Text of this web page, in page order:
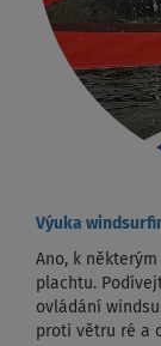
Výuka
Ano, k
plachtu.
ovládání
proti větru ré a